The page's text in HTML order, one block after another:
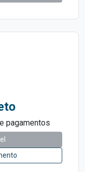
pagamentos